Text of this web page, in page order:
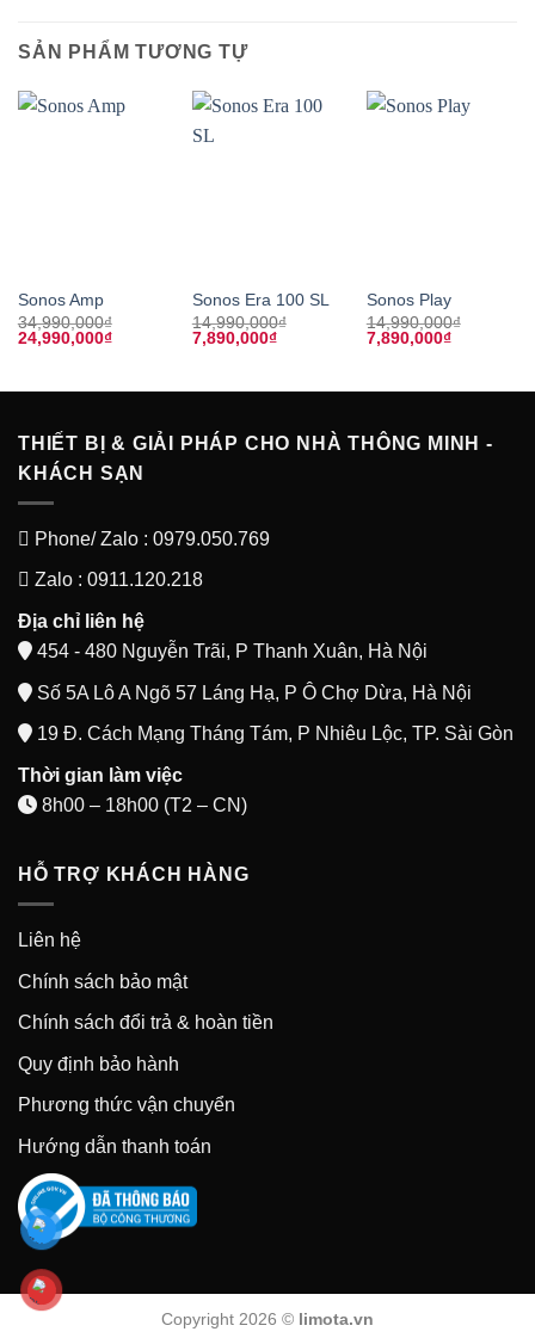
SẢN PHẨM TƯƠNG TỰ
Sonos Amp
34,990,000₫
Giá
gốc
24,990,000₫Giá
Sonos Era 100 SL
14,990,000₫
Giá
gốc
7,890,000₫Giá
Sonos Play
14,990,000₫
Giá
gốc
7,890,000₫Giá
THIẾT BỊ & GIẢI PHÁP CHO NHÀ THÔNG MINH -
KHÁCH SẠN
Phone/ Zalo : 0979.050.769
Zalo : 0911.120.218
Địa chỉ liên hệ
454 - 480 Nguyễn Trãi, P Thanh Xuân, Hà Nội
Số 5A Lô A Ngõ 57 Láng Hạ, P Ô Chợ Dừa, Hà Nội
19 Đ. Cách Mạng Tháng Tám, P Nhiêu Lộc, TP. Sài Gòn
Thời gian làm việc
8h00 – 18h00 (T2 – CN)
HỖ TRỢ KHÁCH HÀNG
Liên hệ
Chính sách bảo mật
Chính sách đổi trả & hoàn tiền
Quy định bảo hành
Phương thức vận chuyển
Hướng dẫn thanh toán
Copyright 2026 © limota.vn